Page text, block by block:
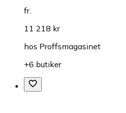
fr.
11 218 kr
hos Proffsmagasinet
+6 butiker